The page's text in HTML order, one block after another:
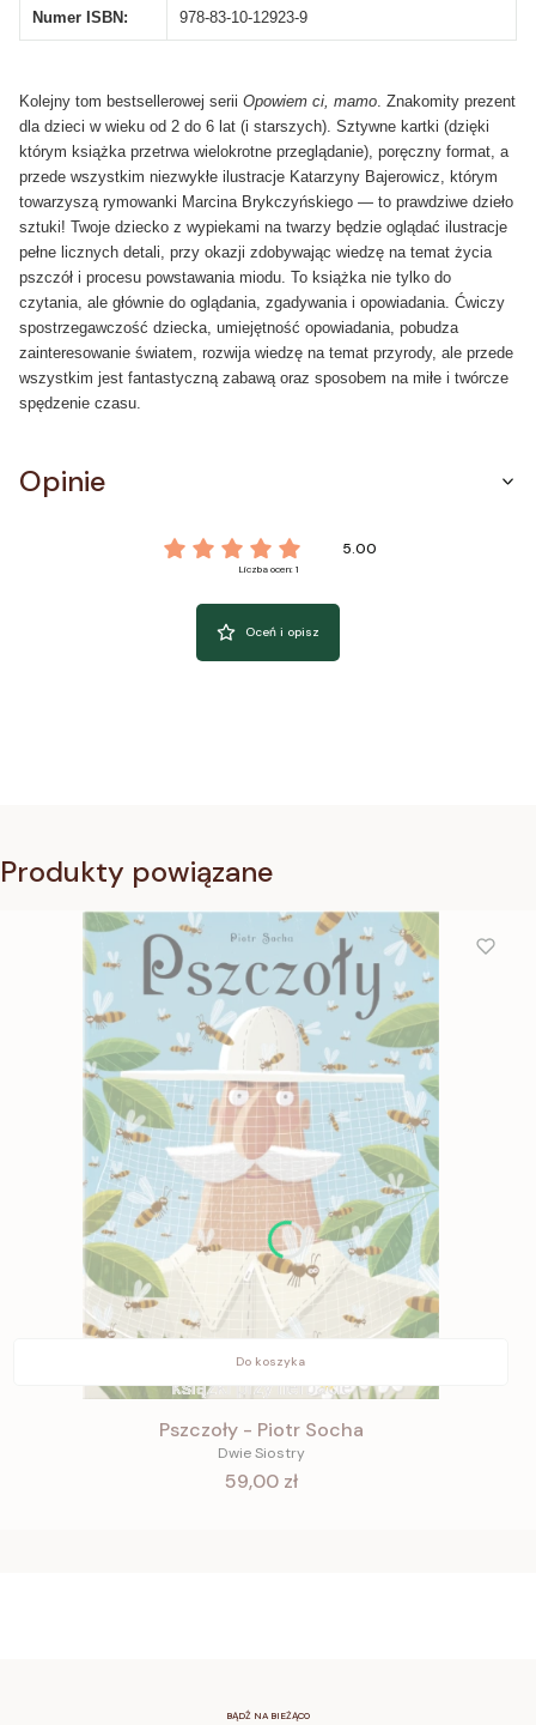
Numer ISBN: 978-83-10-12923-9
Kolejny tom bestsellerowej serii Opowiem ci, mamo. Znakomity prezent
dla dzieci w wieku od 2 do 6 lat (i starszych). Sztywne kartki (dzięki
którym książka przetrwa wielokrotne przeglądanie), poręczny format, a
przede wszystkim niezwykłe ilustracje Katarzyny Bajerowicz, którym
towarzyszą rymowanki Marcina Brykczyńskiego — to prawdziwe dzieło
sztuki! Twoje dziecko z wypiekami na twarzy będzie oglądać ilustracje
pełne licznych detali, przy okazji zdobywając wiedzę na temat życia
pszczół i procesu powstawania miodu. To książka nie tylko do
czytania, ale głównie do oglądania, zgadywania i opowiadania. Ćwiczy
spostrzegawczość dziecka, umiejętność opowiadania, pobudza
zainteresowanie światem, rozwija wiedzę na temat przyrody, ale przede
wszystkim jest fantastyczną zabawą oraz sposobem na miłe i twórcze
spędzenie czasu.
Opinie
5.00
Liczba ocen: 1
Oceń i opisz
Produkty powiązane
Do koszyka
Pszczoły - Piotr Socha
Dwie Siostry
Cena
59,00 zł
BĄDŹ NA BIEŻĄCO